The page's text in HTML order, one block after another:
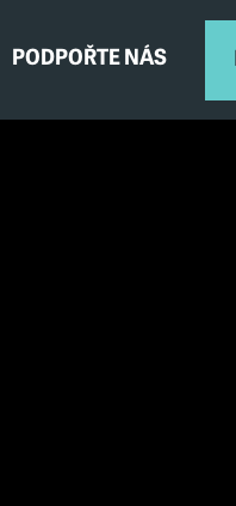
PODPOŘTE NÁS